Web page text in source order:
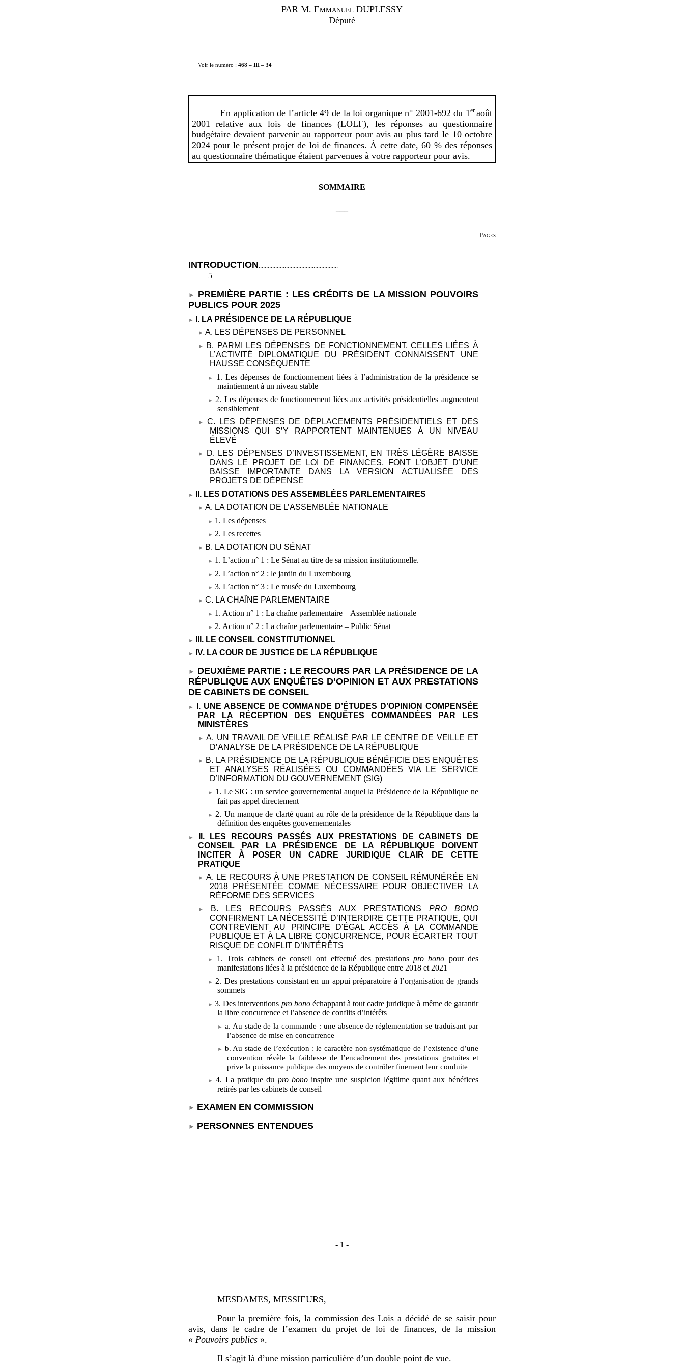
PAR M. Emmanuel DUPLESSY
Député
——
Voir le numéro :468 – III – 34
En application de l’article 49 de la loi organique n° 2001-692 du 1er août
2001 relative aux lois de finances (LOLF), les réponses au questionnaire
budgétaire devaient parvenir au rapporteur pour avis au plus tard le 10 octobre
2024 pour le présent projet de loi de finances. À cette date, 60 % des réponses
au questionnaire thématique étaient parvenues à votre rapporteur pour avis.
SOMMAIRE
Pages
INTRODUCTION....................................................
5
PREMIÈRE PARTIE : LES CRÉDITS DE LA MISSION POUVOIRS
PUBLICS POUR 2025
I. LA PRÉSIDENCE DE LA RÉPUBLIQUE
A. LES DÉPENSES DE PERSONNEL
B. PARMI LES DÉPENSES DE FONCTIONNEMENT, CELLES LIÉES À
L’ACTIVITÉ DIPLOMATIQUE DU PRÉSIDENT CONNAISSENT UNE
HAUSSE CONSÉQUENTE
1. Les dépenses de fonctionnement liées à l’administration de la présidence se
maintiennent à un niveau stable
2. Les dépenses de fonctionnement liées aux activités présidentielles augmentent
sensiblement
C. LES DÉPENSES DE DÉPLACEMENTS PRÉSIDENTIELS ET DES
MISSIONS QUI S’Y RAPPORTENT MAINTENUES À UN NIVEAU
ÉLEVÉ
D. LES DÉPENSES D’INVESTISSEMENT, EN TRÈS LÉGÈRE BAISSE
DANS LE PROJET DE LOI DE FINANCES, FONT L’OBJET D’UNE
BAISSE IMPORTANTE DANS LA VERSION ACTUALISÉE DES
PROJETS DE DÉPENSE
II. LES DOTATIONS DES ASSEMBLÉES PARLEMENTAIRES
A. LA DOTATION DE L’ASSEMBLÉE NATIONALE
1. Les dépenses
2. Les recettes
B. LA DOTATION DU SÉNAT
1. L’action n° 1 : Le Sénat au titre de sa mission institutionnelle.
2. L’action n° 2 : le jardin du Luxembourg
3. L’action n° 3 : Le musée du Luxembourg
C. LA CHAÎNE PARLEMENTAIRE
1. Action n° 1 : La chaîne parlementaire – Assemblée nationale
2. Action n° 2 : La chaîne parlementaire – Public Sénat
III. LE CONSEIL CONSTITUTIONNEL
IV. LA COUR DE JUSTICE DE LA RÉPUBLIQUE
DEUXIÈME PARTIE : LE RECOURS PAR LA PRÉSIDENCE DE LA
RÉPUBLIQUE AUX ENQUÊTES D’OPINION ET AUX PRESTATIONS
DE CABINETS DE CONSEIL
I. UNE ABSENCE DE COMMANDE D’ÉTUDES D’OPINION COMPENSÉE
PAR LA RÉCEPTION DES ENQUÊTES COMMANDÉES PAR LES
MINISTÈRES
A. UN TRAVAIL DE VEILLE RÉALISÉ PAR LE CENTRE DE VEILLE ET
D’ANALYSE DE LA PRÉSIDENCE DE LA RÉPUBLIQUE
B. LA PRÉSIDENCE DE LA RÉPUBLIQUE BÉNÉFICIE DES ENQUÊTES
ET ANALYSES RÉALISÉES OU COMMANDÉES VIA LE SERVICE
D’INFORMATION DU GOUVERNEMENT (SIG)
1. Le SIG : un service gouvernemental auquel la Présidence de la République ne
fait pas appel directement
2. Un manque de clarté quant au rôle de la présidence de la République dans la
définition des enquêtes gouvernementales
II. LES RECOURS PASSÉS AUX PRESTATIONS DE CABINETS DE
CONSEIL PAR LA PRÉSIDENCE DE LA RÉPUBLIQUE DOIVENT
INCITER À POSER UN CADRE JURIDIQUE CLAIR DE CETTE
PRATIQUE
A. LE RECOURS À UNE PRESTATION DE CONSEIL RÉMUNÉRÉE EN
2018 PRÉSENTÉE COMME NÉCESSAIRE POUR OBJECTIVER LA
RÉFORME DES SERVICES
B. LES RECOURS PASSÉS AUX PRESTATIONS PRO BONO
CONFIRMENT LA NÉCESSITÉ D’INTERDIRE CETTE PRATIQUE, QUI
CONTREVIENT AU PRINCIPE D'ÉGAL ACCÈS À LA COMMANDE
PUBLIQUE ET À LA LIBRE CONCURRENCE, POUR ÉCARTER TOUT
RISQUE DE CONFLIT D’INTÉRÊTS
1. Trois cabinets de conseil ont effectué des prestationspro bono pour des
manifestations liées à la présidence de la République entre 2018 et 2021
2. Des prestations consistant en un appui préparatoire à l’organisation de grands
sommets
3. Des interventions pro bonoéchappant à tout cadre juridique à même de garantir
la libre concurrence et l’absence de conflits d’intérêts
a. Au stade de la commande : une absence de réglementation se traduisant par
l’absence de mise en concurrence
b. Au stade de l’exécution : le caractère non systématique de l’existence d’une
convention révèle la faiblesse de l’encadrement des prestations gratuites et
prive la puissance publique des moyens de contrôler finement leur conduite
4. La pratique du pro bonoinspire une suspicion légitime quant aux bénéfices
retirés par les cabinets de conseil
EXAMEN EN COMMISSION
PERSONNES ENTENDUES
- 1 -
MESDAMES, MESSIEURS,
Pour la première fois, la commission des Lois a décidé de se saisir pour
avis, dans le cadre de l’examen du projet de loi de finances, de la mission
« Pouvoirs publics ».
Il s’agit là d’une mission particulière d’un double point de vue.